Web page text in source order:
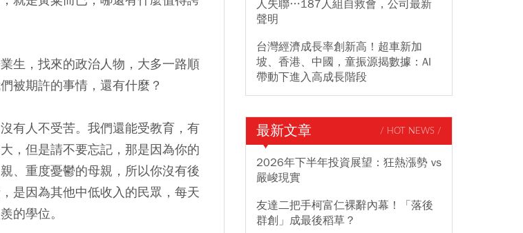
生，找來的政治人物，大多一路順
被期許的事情，還有什麼？
有人不受苦。我們還能受教育，有
，但是請不要忘記，那是因為你的
、重度憂鬱的母親，所以你沒有後
是因為其他中低收入的民眾，每天
的學位。
人失聯…187人組自救會，公司最新
聲明
台灣經濟成長率創新高！超車新加
坡、香港、中國，童振源揭數據：AI
帶動下進入高成長階段
最新文章 / HOT NEWS /
2026年下半年投資展望：狂熱漲勢 vs
嚴峻現實
友達二把手柯富仁裸辭內幕！「落後
群創」成最後稻草？